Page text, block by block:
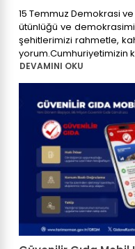
15 Temmuz Demokrasi ve
ütünlüğü ve
şehitlerimizi rahmetle,
yorum.Cumhuriyetimizin
DEVAMINI OKU